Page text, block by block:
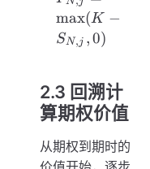
=
\max(K
0)
max(K −
SN,j ,0)
2.3 回溯计
算期权价值
从期权到期时的